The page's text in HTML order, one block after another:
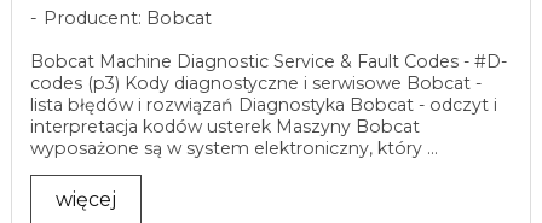
Producent: Bobcat
Bobcat Machine Diagnostic Service & Fault Codes - #D-
codes (p3) Kody diagnostyczne i serwisowe Bobcat -
lista błędów i rozwiązań Diagnostyka Bobcat - odczyt i
interpretacja kodów usterek Maszyny Bobcat
wyposażone są w system elektroniczny, który ...
więcej